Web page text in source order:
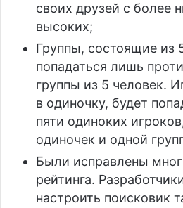
своих друзей с более
высоких;
Группы, состоящие из
попадаться лишь
группы из 5 человек.
в одиночку, будет
пяти одиноких
одиночек и одной
Были исправлены
рейтинга.
настроить поисковик